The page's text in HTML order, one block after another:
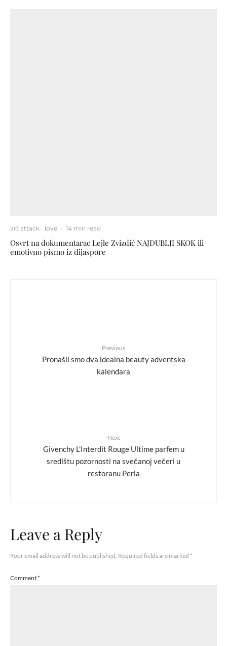
art attack love · 14 min read
Osvrt na dokumentarac Lejle Zvizdić NAJDUBLJI SKOK ili
emotivno pismo iz dijaspore
Previous
Pronašli smo dva idealna beauty adventska
kalendara
Next
Givenchy L’Interdit Rouge Ultime parfem u
središtu pozornosti na svečanoj večeri u
restoranu Perla
Leave a Reply
Your email address will not be published. Required fields are marked *
Comment*